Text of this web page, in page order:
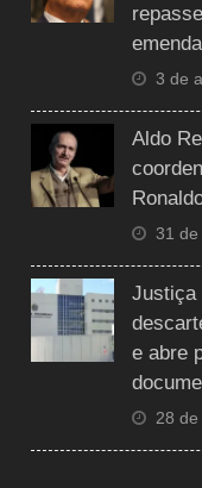
3 de
Aldo
31 de
Justiça
e abre
28